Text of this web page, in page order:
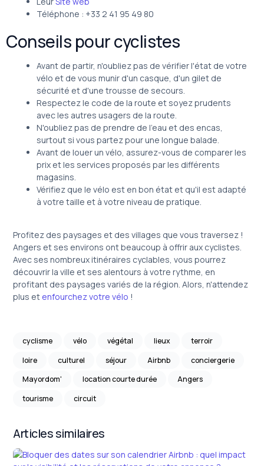
Téléphone : +33 2 41 95 49 80
Conseils pour cyclistes
Avant de partir, n'oubliez pas de vérifier l'état de votre
vélo et de vous munir d'un casque, d'un gilet de
sécurité et d'une trousse de secours.
Respectez le code de la route et soyez prudents
avec les autres usagers de la route.
N'oubliez pas de prendre de l'eau et des encas,
surtout si vous partez pour une longue balade.
Avant de louer un vélo, assurez-vous de comparer les
prix et les services proposés par les différents
magasins.
Vérifiez que le vélo est en bon état et qu'il est adapté
à votre taille et à votre niveau de pratique.
Profitez des paysages et des villages que vous traversez !
Angers et ses environs ont beaucoup à offrir aux cyclistes.
Avec ses nombreux itinéraires cyclables, vous pourrez
découvrir la ville et ses alentours à votre rythme, en
profitant des paysages variés de la région. Alors, n'attendez
plus et enfourchez votre vélo !
cyclisme vélo végétal lieux
terroir
loire
culturel séjour Airbnb
conciergerie
Mayordom'
location courte durée
Angers
tourisme
circuit
Articles similaires